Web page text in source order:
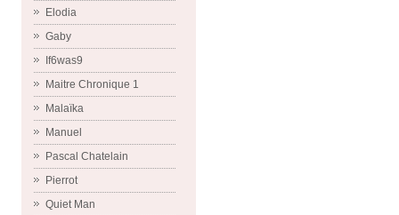
Elodia
Gaby
If6was9
Maitre Chronique 1
Malaïka
Manuel
Pascal Chatelain
Pierrot
Quiet Man